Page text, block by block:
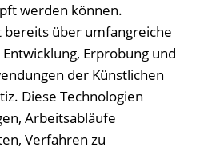
werden können.
bereits über umfangreiche
Erprobung und
der Künstlichen
Diese Technologien
Arbeitsabläufe
Verfahren zu